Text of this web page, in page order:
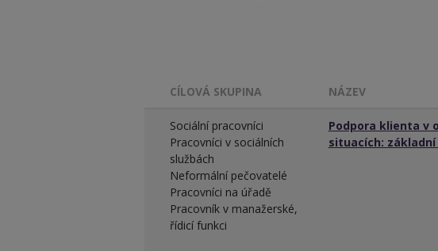
CÍLOVÁ SKUPINA NÁZEV
Sociální pracovníci
Pracovníci v sociálních
službách
Neformální pečovatelé
Pracovníci na úřadě
Pracovník v manažerské,
řídicí funkci
Podpora klienta v
situacích: